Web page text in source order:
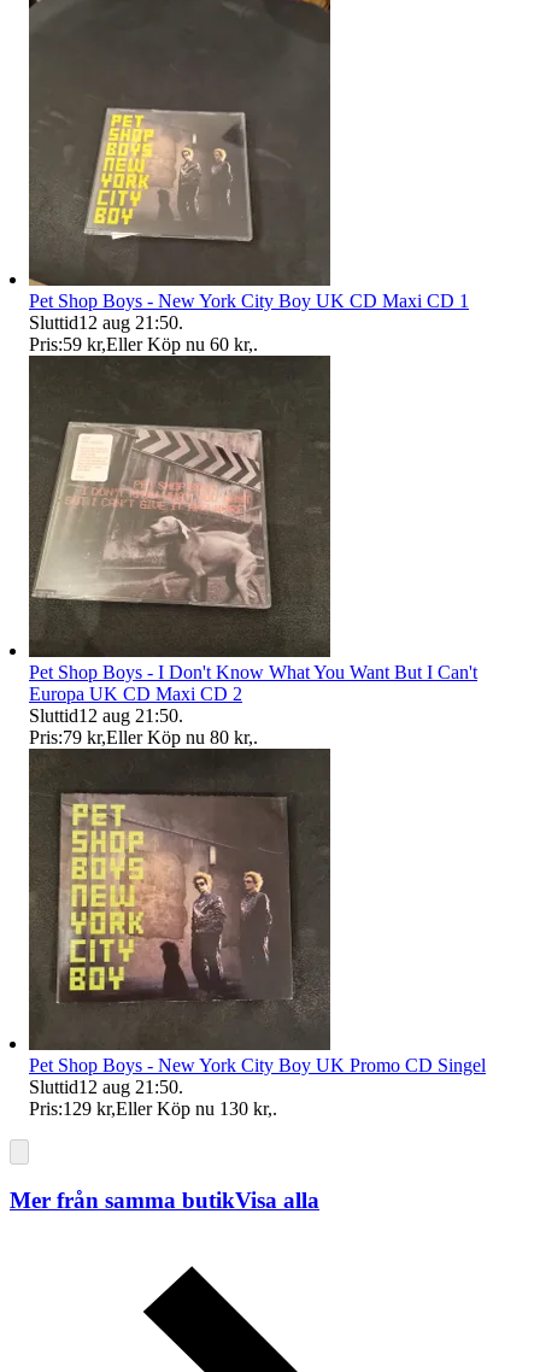
Pet Shop Boys - New York City Boy UK CD Maxi CD 1
Sluttid12 aug 21:50.
Pris:59 kr,Eller Köp nu 60 kr,.
Pet Shop Boys - I Don't Know What You Want But I Can't
Europa UK CD Maxi CD 2
Sluttid12 aug 21:50.
Pris:79 kr,Eller Köp nu 80 kr,.
Pet Shop Boys - New York City Boy UK Promo CD Singel
Sluttid12 aug 21:50.
Pris:129 kr,Eller Köp nu 130 kr,.
Mer från samma butikVisa alla